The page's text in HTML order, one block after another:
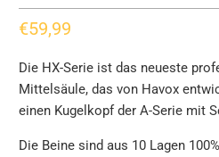
€59,99
Die HX-Serie ist das neueste
Mittelsäule, das von Havox
einen Kugelkopf der A-Serie mit
Die Beine sind aus 10 Lagen